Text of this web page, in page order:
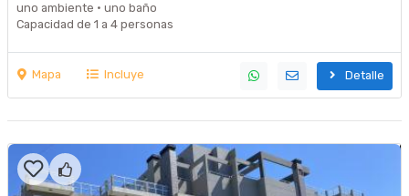
uno ambiente · uno baño
Capacidad de 1 a 4 personas
Mapa Incluye Detalle